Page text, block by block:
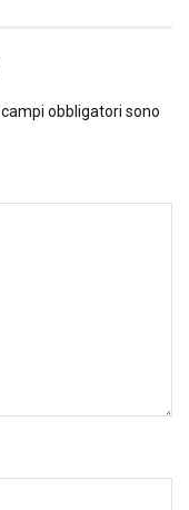
I campi obbligatori sono